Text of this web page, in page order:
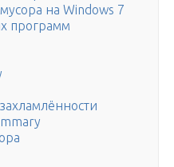
на Windows 7
программ